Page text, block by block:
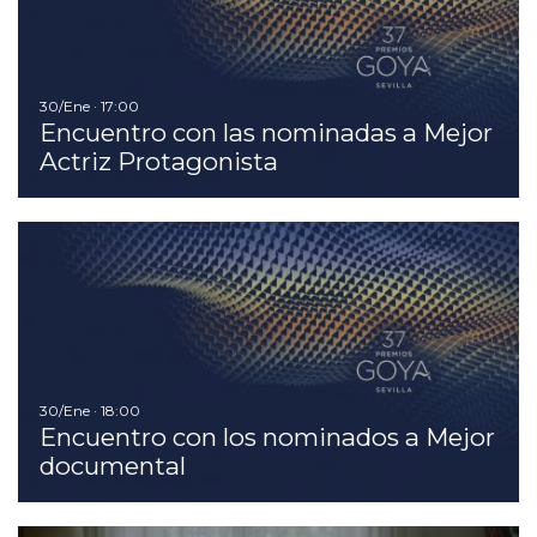
30/Ene · 17:00
Encuentro con las nominadas a Mejor
Actriz Protagonista
30/Ene · 18:00
Encuentro con los nominados a Mejor
documental